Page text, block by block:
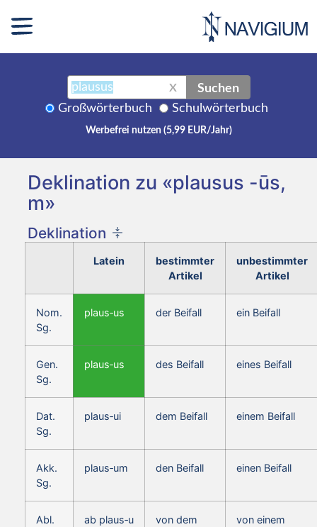
X Suchen
Großwörterbuch Schulwörterbuch
Werbefrei nutzen (5,99 EUR/Jahr)
Deklination zu «plausus -ūs,
m»
Deklination
Latein
bestimmter
Artikel
unbestimmter
Artikel
Nom.
Sg.
plaus‑us der Beifall ein Beifall
Gen.
Sg.
plaus‑us des Beifall eines Beifall
Dat.
Sg.
plaus‑ui dem Beifall einem Beifall
Akk.
Sg.
plaus‑um den Beifall einen Beifall
Abl.
ab plaus‑u
von dem
von einem